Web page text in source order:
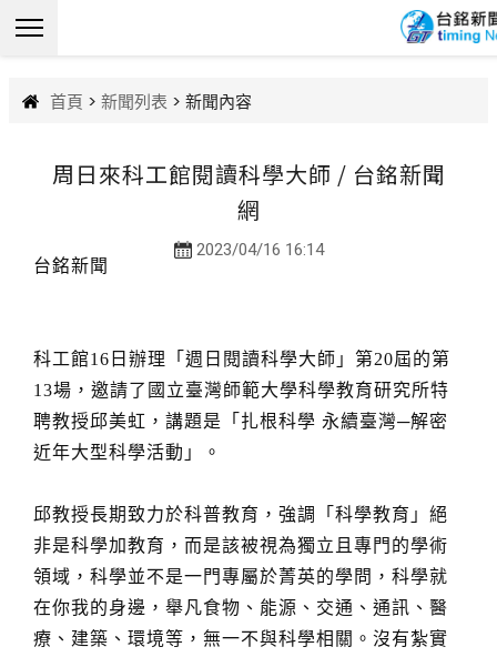
首頁 > 新聞列表 > 新聞內容
周日來科工館閱讀科學大師 / 台銘新聞
網
2023/04/16 16:14
台銘新聞
科工館16日辦理「週日閱讀科學大師」第20屆的第
13場，邀請了國立臺灣師範大學科學教育研究所特
聘教授邱美虹，講題是「扎根科學 永續臺灣─解密
近年大型科學活動」。
邱教授長期致力於科普教育，強調「科學教育」絕
非是科學加教育，而是該被視為獨立且專門的學術
領域，科學並不是一門專屬於菁英的學問，科學就
在你我的身邊，舉凡食物、能源、交通、通訊、醫
療、建築、環境等，無一不與科學相關。沒有紮實